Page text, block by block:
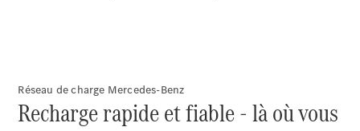
véhicules
(VRS)
Pièces de
Réseau de charge Mercedes-Benz
Recharge rapide et fiable - là où vous